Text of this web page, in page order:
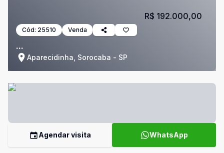
Cód: 25510 Venda
...
Aparecidinha, Sorocaba - SP
R$ 192.000,00
Agendar visita WhatsApp